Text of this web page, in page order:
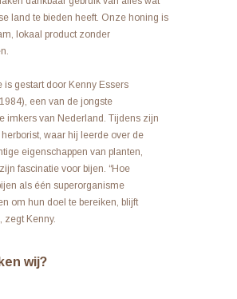
land te bieden heeft. Onze honing is
lokaal product zonder
is gestart door Kenny Essers
een van de jongste
imkers van Nederland. Tijdens zijn
waar hij leerde over de
eigenschappen van planten,
fascinatie voor bijen. “Hoe
als één superorganisme
om hun doel te bereiken, blijft
zegt Kenny.
wij?